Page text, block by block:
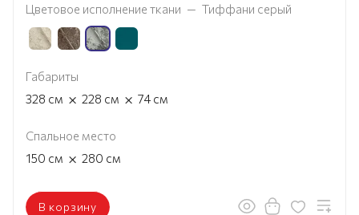
Цветовое исполнение ткани — Тиффани серый
Габариты
328 см × 228 см × 74 см
Спальное место
150 см × 280 см
В корзину